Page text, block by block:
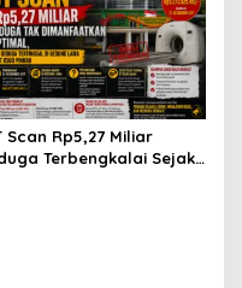
Scan Rp5,27 Miliar
Terbengkalai Sejak